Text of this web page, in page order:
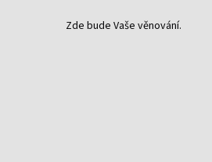
Zde bude Vaše věnování.